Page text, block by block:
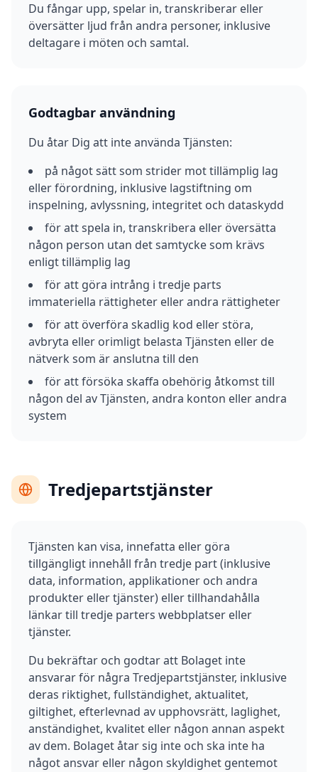
Du fångar upp, spelar in, transkriberar eller
översätter ljud från andra personer, inklusive
deltagare i möten och samtal.
Godtagbar användning
Du åtar Dig att inte använda Tjänsten:
på något sätt som strider mot tillämplig lag
eller förordning, inklusive lagstiftning om
inspelning, avlyssning, integritet och dataskydd
för att spela in, transkribera eller översätta
någon person utan det samtycke som krävs
enligt tillämplig lag
för att göra intrång i tredje parts
immateriella rättigheter eller andra rättigheter
för att överföra skadlig kod eller störa,
avbryta eller orimligt belasta Tjänsten eller de
nätverk som är anslutna till den
för att försöka skaffa obehörig åtkomst till
någon del av Tjänsten, andra konton eller andra
system
Tredjepartstjänster
Tjänsten kan visa, innefatta eller göra
tillgängligt innehåll från tredje part (inklusive
data, information, applikationer och andra
produkter eller tjänster) eller tillhandahålla
länkar till tredje parters webbplatser eller
tjänster.
Du bekräftar och godtar att Bolaget inte
ansvarar för några Tredjepartstjänster, inklusive
deras riktighet, fullständighet, aktualitet,
giltighet, efterlevnad av upphovsrätt, laglighet,
anständighet, kvalitet eller någon annan aspekt
av dem. Bolaget åtar sig inte och ska inte ha
något ansvar eller någon skyldighet gentemot